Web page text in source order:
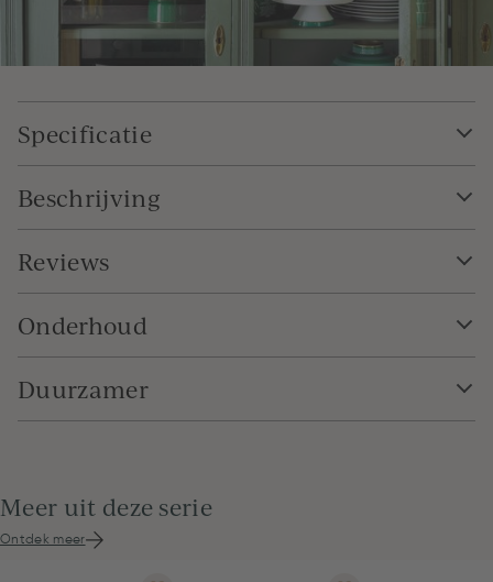
Specificatie
Beschrijving
Reviews
Onderhoud
Duurzamer
Meer uit deze serie
Ontdek meer